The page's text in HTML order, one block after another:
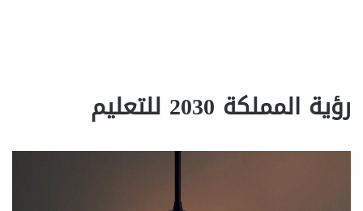
رؤية المملكة 2030 للتعليم